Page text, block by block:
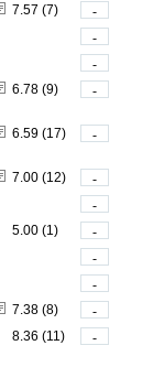
7.57 (7)
-
-
-
6.78 (9)
-
6.59 (17)
-
7.00 (12)
-
-
5.00 (1)
-
-
-
7.38 (8)
-
8.36 (11)
-